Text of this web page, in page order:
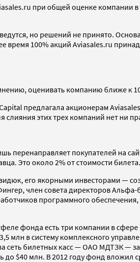
при общей оценке компании в
но решений не принято.
время 100% акций Aviasales.ru
оценивать компанию ближе к
предлагала акционерам
этих трех компаний нет ни
перенаправляет покупателей на
Это около 2% от стоимости билета.
его якорными инвесторами —
член совета директоров
программного
фонда есть три компании в
млн в систему комплексного
сеть билетных касс — ОАО МДТЗК —
$40 млн. В 2012 году фонд вложил